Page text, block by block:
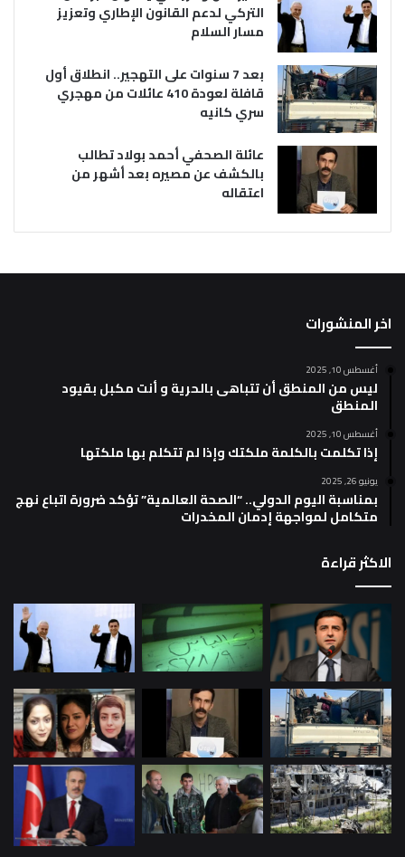
التركي لدعم القانون الإطاري وتعزيز
مسار السلام
بعد 7 سنوات على التهجير.. انطلاق أول
قافلة لعودة 410 عائلات من مهجري
سري كانيه
عائلة الصحفي أحمد بولاد تطالب
بالكشف عن مصيره بعد أشهر من
اعتقاله
اخر المنشورات
أغسطس 10, 2025
ليس من المنطق أن تتباهى بالحرية و أنت مكبل بقيود
المنطق
أغسطس 10, 2025
إذا تكلمت بالكلمة ملكتك وإذا لم تتكلم بها ملكتها
يونيو 26, 2025
بمناسبة اليوم الدولي.. “الصحة العالمية” تؤكد ضرورة اتباع نهج
متكامل لمواجهة إدمان المخدرات
الاكثر قراءة